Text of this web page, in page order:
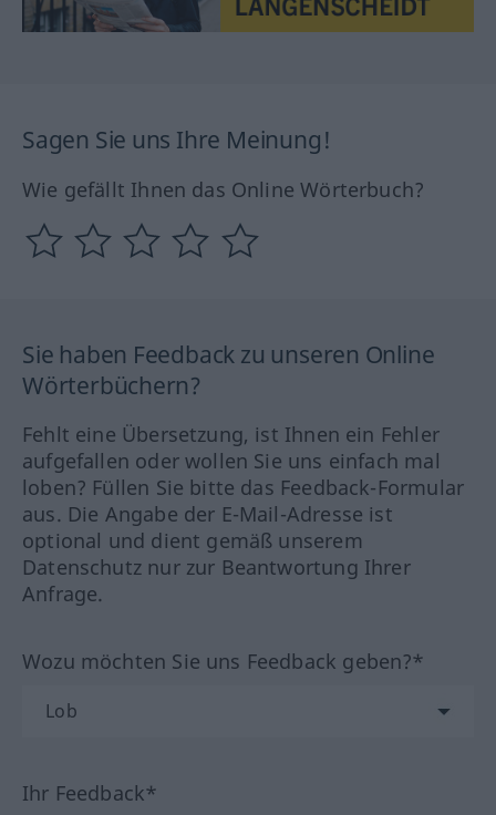
Sagen Sie uns Ihre Meinung!
Wie gefällt Ihnen das Online Wörterbuch?
Sie haben Feedback zu unseren Online
Wörterbüchern?
Fehlt eine Übersetzung, ist Ihnen ein Fehler
aufgefallen oder wollen Sie uns einfach mal
loben? Füllen Sie bitte das Feedback-Formular
aus. Die Angabe der E-Mail-Adresse ist
optional und dient gemäß unserem
Datenschutz nur zur Beantwortung Ihrer
Anfrage.
Wozu möchten Sie uns Feedback geben?*
Ihr Feedback*